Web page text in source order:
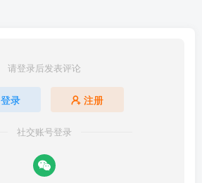
请登录后发表评论
登录 注册
社交账号登录